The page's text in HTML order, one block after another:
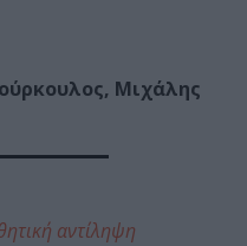
Μιχάλης
αντίληψη